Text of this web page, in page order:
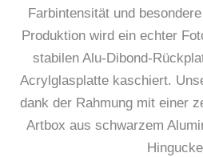
Farbintensität und
Produktion wird ein echter
stabilen Alu-Dibond-
Acrylglasplatte kaschiert.
dank der Rahmung mit einer
Artbox aus schwarzem